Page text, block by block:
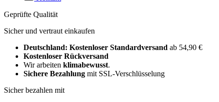
Geprüfte Qualität
Sicher und vertraut einkaufen
Deutschland: Kostenloser Standardversand ab 54,90 €
Kostenloser Rückversand
Wir arbeiten klimabewusst.
Sichere Bezahlung mit SSL-Verschlüsselung
Sicher bezahlen mit